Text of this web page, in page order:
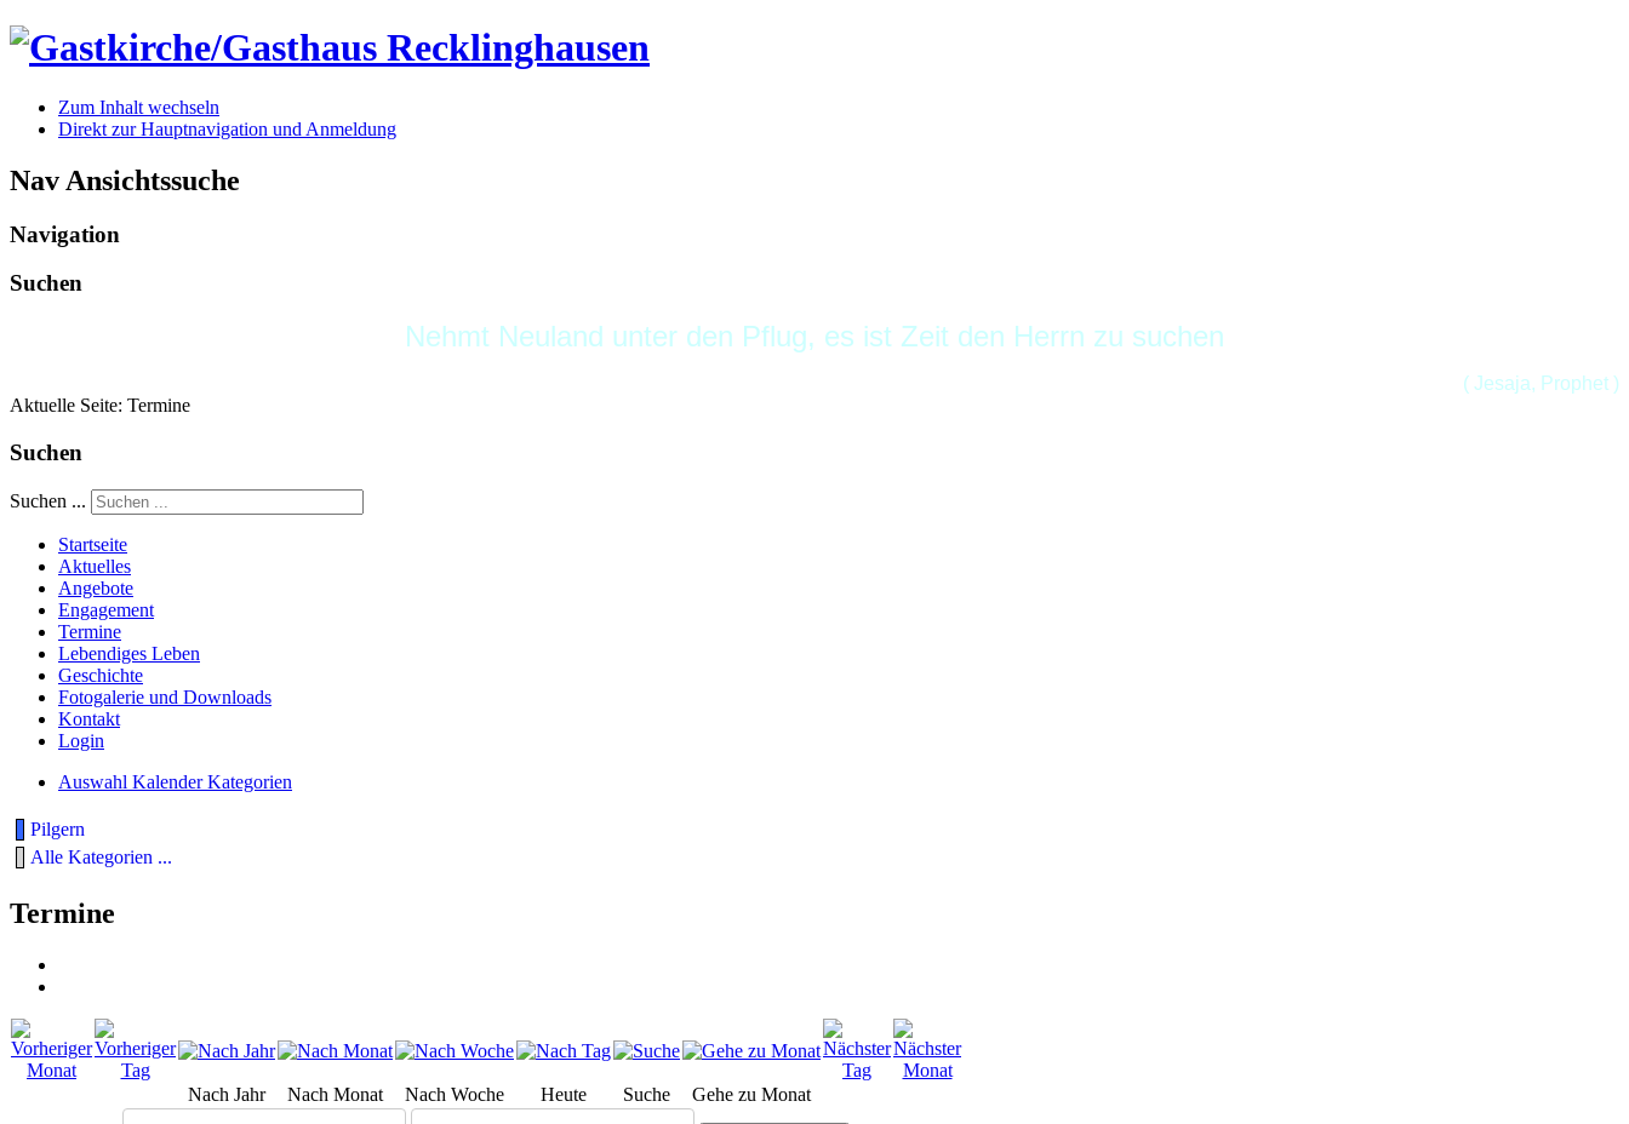
Zum Inhalt wechseln
Direkt zur Hauptnavigation und Anmeldung
Nav Ansichtssuche
Navigation
Suchen
Nehmt Neuland unter den Pflug, es ist Zeit den Herrn zu suchen
( Jesaja, Prophet )
Aktuelle Seite: Termine
Suchen
Suchen ...
Startseite
Aktuelles
Angebote
Engagement
Termine
Lebendiges Leben
Geschichte
Fotogalerie und Downloads
Kontakt
Login
Auswahl Kalender Kategorien
Pilgern
Alle Kategorien ...
Termine
Nach Jahr Nach Monat Nach Woche Heute Suche Gehe zu Monat